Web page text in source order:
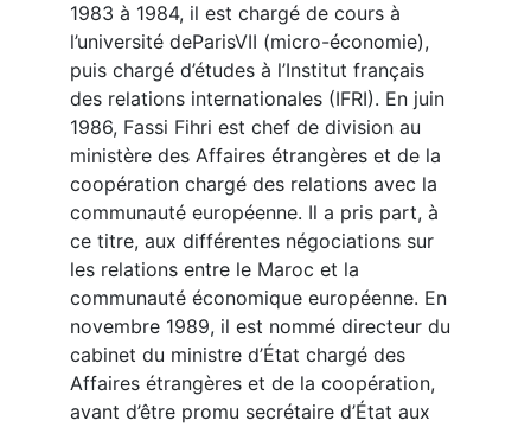
1983 à 1984, il est chargé de cours à
l’université deParisVII (micro-économie),
puis chargé d’études à l’Institut français
des relations internationales (IFRI). En juin
1986, Fassi Fihri est chef de division au
ministère des Affaires étrangères et de la
coopération chargé des relations avec la
communauté européenne. Il a pris part, à
ce titre, aux différentes négociations sur
les relations entre le Maroc et la
communauté économique européenne. En
novembre 1989, il est nommé directeur du
cabinet du ministre d’État chargé des
Affaires étrangères et de la coopération,
avant d’être promu secrétaire d’État aux